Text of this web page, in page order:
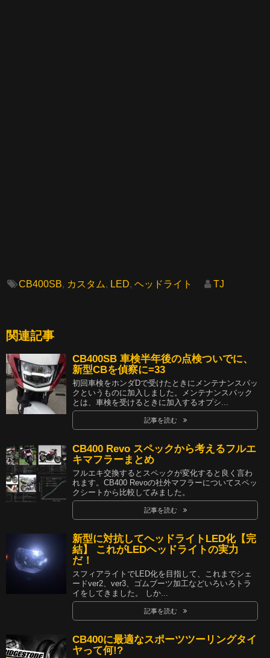
CB400SB, カスタム, LED, ヘッドライト TJ
関連記事
CB400SB 車検半年後の点検ついでに、
新型CBを偵察に=33
初回車検をホンダDで受けたときにメンテナンスパッ
クというものに加入しました。メンテナンスパック
とは、車検を受けるときに加入するオプシ...
記事を読む
CB400 Revo スペックから考えるフルエ
キマフラーまとめ
フルエキ交換するとスペックが変化すると良く言わ
れます。CB400 Revoの社外マフラーについてスペッ
クシートから比較してみました。
記事を読む
新型に対抗してヘッドライトLED化【完
結】 これがLEDヘッドライトの実力
だ！
スフィアライトでLED化を目指して、これまでシェ
ードver2、ver3、ゴムブーツ加工などいろいろトラ
イをしてきました。 しか...
記事を読む
CB400に最適なスポーツツーリングタイ
ヤって何!?